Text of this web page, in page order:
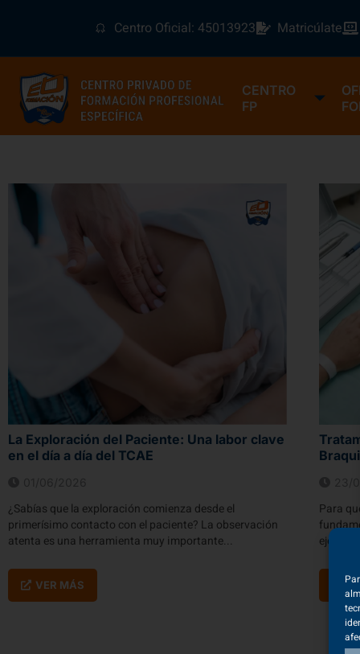
Centro Oficial: 45013923 Matricúlate
CENTRO
FP
La Exploración del Paciente: Una labor clave
en el día a día del TCAE
¿Sabías que la exploración comienza desde el
primerísimo contacto con el paciente? La observación
atenta es una herramienta muy importante...
VER MÁS
Para